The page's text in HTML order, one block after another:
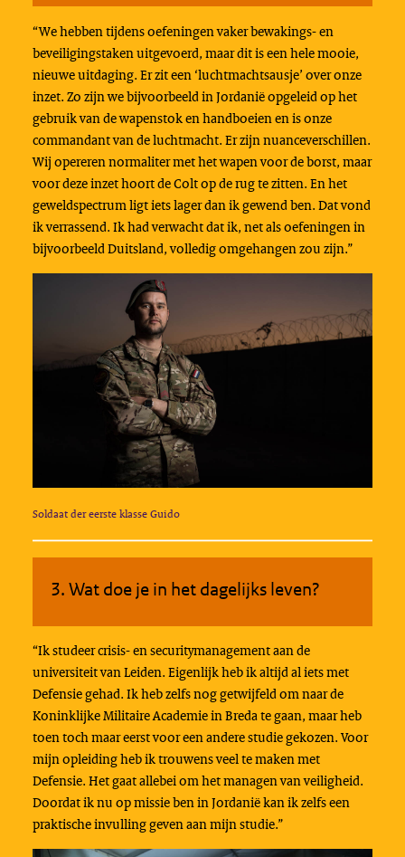
“We hebben tijdens oefeningen vaker bewakings- en
beveiligingstaken uitgevoerd, maar dit is een hele mooie,
nieuwe uitdaging. Er zit een ‘luchtmachtsausje’ over onze
inzet. Zo zijn we bijvoorbeeld in Jordanië opgeleid op het
gebruik van de wapenstok en handboeien en is onze
commandant van de luchtmacht. Er zijn nuanceverschillen.
Wij opereren normaliter met het wapen voor de borst, maar
voor deze inzet hoort de Colt op de rug te zitten. En het
geweldspectrum ligt iets lager dan ik gewend ben. Dat vond
ik verrassend. Ik had verwacht dat ik, net als oefeningen in
bijvoorbeeld Duitsland, volledig omgehangen zou zijn.”
Soldaat der eerste klasse Guido
3. Wat doe je in het dagelijks leven?
“Ik studeer crisis- en securitymanagement aan de
universiteit van Leiden. Eigenlijk heb ik altijd al iets met
Defensie gehad. Ik heb zelfs nog getwijfeld om naar de
Koninklijke Militaire Academie in Breda te gaan, maar heb
toen toch maar eerst voor een andere studie gekozen. Voor
mijn opleiding heb ik trouwens veel te maken met
Defensie. Het gaat allebei om het managen van veiligheid.
Doordat ik nu op missie ben in Jordanië kan ik zelfs een
praktische invulling geven aan mijn studie.”